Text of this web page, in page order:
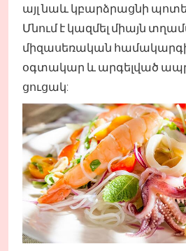
այլ նաև կբարձրացնի
Մնում է կազմել միայն
միզասեռական
օգտակար և արգելված
ցուցակ: